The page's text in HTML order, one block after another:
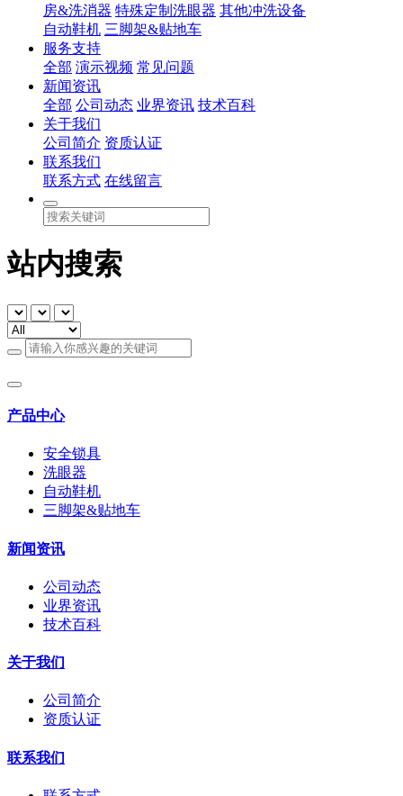
房&洗消器 特殊定制洗眼器 其他冲洗设备
自动鞋机 三脚架&贴地车
服务支持
全部 演示视频 常见问题
新闻资讯
全部 公司动态 业界资讯 技术百科
关于我们
公司简介 资质认证
联系我们
联系方式 在线留言
站内搜索
产品中心
安全锁具
洗眼器
自动鞋机
三脚架&贴地车
新闻资讯
公司动态
业界资讯
技术百科
关于我们
公司简介
资质认证
联系我们